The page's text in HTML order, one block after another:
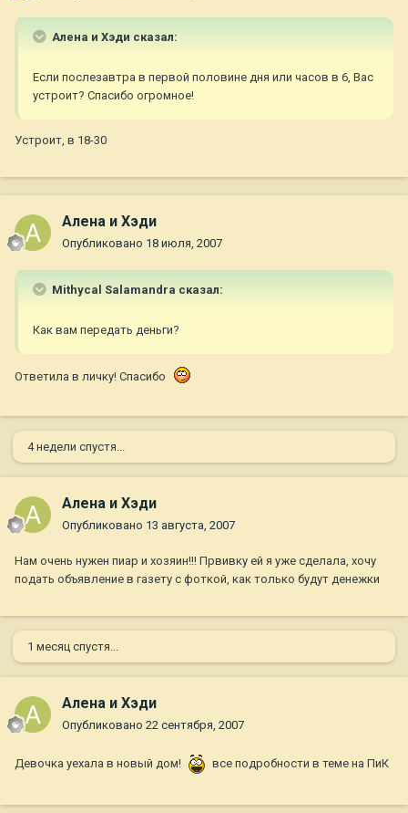
Алена и Хэди сказал:
Если послезавтра в первой половине дня или часов в 6, Вас
устроит? Спасибо огромное!
Устроит, в 18-30
Алена и Хэди
Опубликовано 18 июля, 2007
Mithycal Salamandra сказал:
Как вам передать деньги?
Ответила в личку! Спасибо
4 недели спустя...
Алена и Хэди
Опубликовано 13 августа, 2007
Нам очень нужен пиар и хозяин!!! Првивку ей я уже сделала, хочу
подать объявление в газету с фоткой, как только будут денежки
1 месяц спустя...
Алена и Хэди
Опубликовано 22 сентября, 2007
Девочка уехала в новый дом! все подробности в теме на ПиК